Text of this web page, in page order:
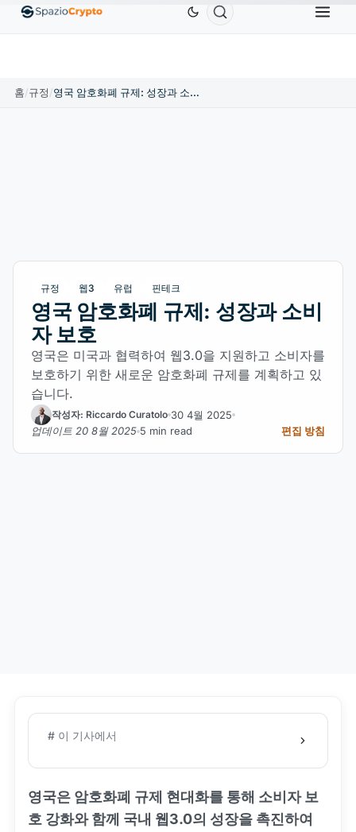
EthereumETHUS$1,880.58 Tether USDTUS$0.9991 BNB
홈/규정/ 영국 암호화폐 규제: 성장과 소비자 보호
규정 웹3 유럽 핀테크
영국 암호화폐 규제: 성장과 소비
자 보호
영국은 미국과 협력하여 웹3.0을 지원하고 소비자를
보호하기 위한 새로운 암호화폐 규제를 계획하고 있
습니다.
작성자: Riccardo Curatolo 30 4월 2025
업데이트 20 8월 2025 5 min read 편집 방침
# 이 기사에서
영국은 암호화폐 규제 현대화를 통해 소비자 보
호 강화와 함께 국내 웹3.0의 성장을 촉진하여